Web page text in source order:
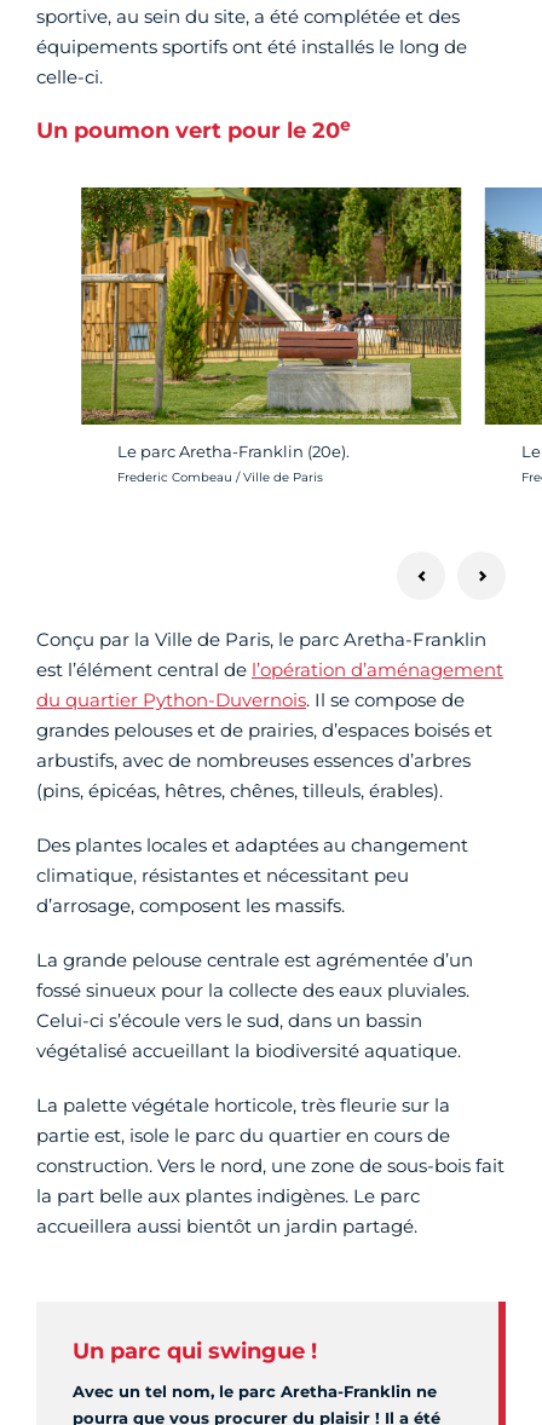
sportive, au sein du site, a été complétée et des
équipements sportifs ont été installés le long de
celle-ci.
Un poumon vert pour le 20e
Le parc Aretha-Franklin (20e).
Crédit photo :
Frederic Combeau / Ville de Paris
Conçu par la Ville de Paris, le parc Aretha-Franklin
est l’élément central de l’opération d’aménagement
du quartier Python-Duvernois. Il se compose de
grandes pelouses et de prairies, d’espaces boisés et
arbustifs, avec de nombreuses essences d’arbres
(pins, épicéas, hêtres, chênes, tilleuls, érables).
Des plantes locales et adaptées au changement
climatique, résistantes et nécessitant peu
d’arrosage, composent les massifs.
La grande pelouse centrale est agrémentée d’un
fossé sinueux pour la collecte des eaux pluviales.
Celui-ci s’écoule vers le sud, dans un bassin
végétalisé accueillant la biodiversité aquatique.
La palette végétale horticole, très fleurie sur la
partie est, isole le parc du quartier en cours de
construction. Vers le nord, une zone de sous-bois fait
la part belle aux plantes indigènes. Le parc
accueillera aussi bientôt un jardin partagé.
Un parc qui swingue !
Avec un tel nom, le parc Aretha-Franklin ne
pourra que vous procurer du plaisir ! Il a été